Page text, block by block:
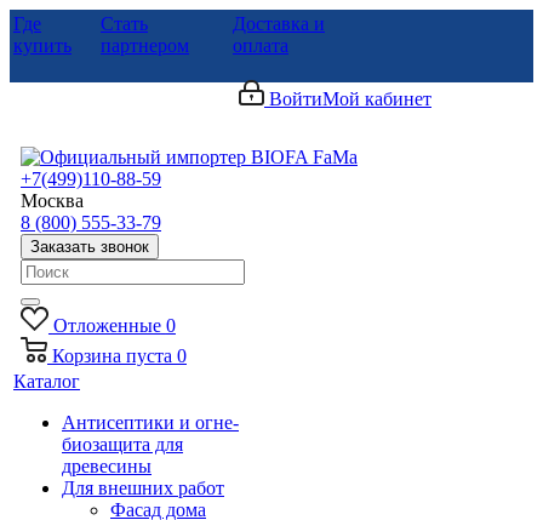
Где
купить
Стать
партнером
Доставка и
оплата
ВойтиМой кабинет
+7(499)110-88-59
Москва
8 (800) 555-33-79
Заказать звонок
Отложенные 0
Корзина пуста 0
Каталог
Антисептики и огне-
биозащита для
древесины
Для внешних работ
Фасад дома